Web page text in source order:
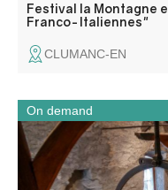
Festival la Montagne
Franco-Italiennes"
CLUMANC-EN
Visit the old oil and
river in Entrevaux.
On demand